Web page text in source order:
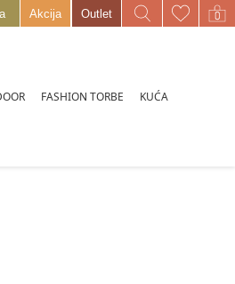
Akcija Outlet
FASHION TORBE KUĆA